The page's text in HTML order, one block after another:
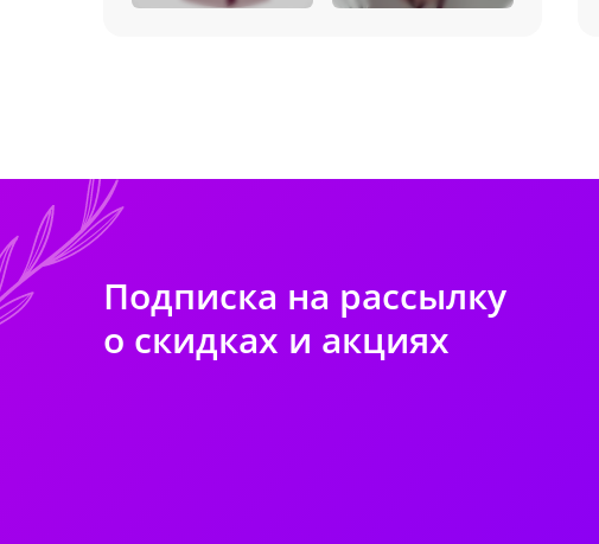
Подписка на рассылку
о скидках и акциях